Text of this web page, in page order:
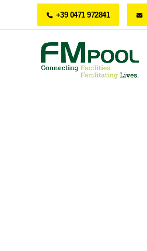
+39 0471 972841